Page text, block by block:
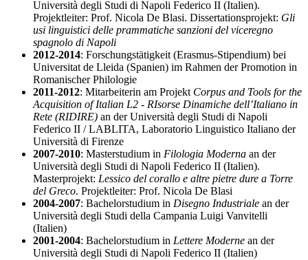
Università degli Studi di Napoli Federico II (Italien).
Projektleiter: Prof. Nicola De Blasi. Dissertationsprojekt: Gli
usi linguistici delle prammatiche sanzioni del viceregno
spagnolo di Napoli
2012-2014: Forschungstätigkeit (Erasmus-Stipendium) bei
Universitat de Lleida (Spanien) im Rahmen der Promotion in
Romanischer Philologie
2011-2012: Mitarbeiterin am Projekt Corpus and Tools for the
Acquisition of Italian L2 - RIsorse Dinamiche dell’Italiano in
Rete (RIDIRE) an der Università degli Studi di Napoli
Federico II / LABLITA, Laboratorio Linguistico Italiano der
Università di Firenze
2007-2010: Masterstudium in Filologia Moderna an der
Università degli Studi di Napoli Federico II (Italien).
Masterprojekt: Lessico del corallo e altre pietre dure a Torre
del Greco. Projektleiter: Prof. Nicola De Blasi
2004-2007: Bachelorstudium in Disegno Industriale an der
Università degli Studi della Campania Luigi Vanvitelli
(Italien)
2001-2004: Bachelorstudium in Lettere Moderne an der
Università degli Studi di Napoli Federico II (Italien)